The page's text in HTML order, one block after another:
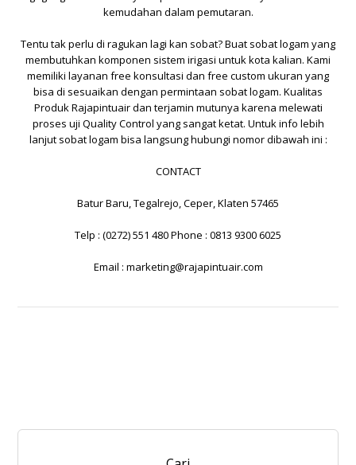
kemudahan dalam pemutaran.
Tentu tak perlu di ragukan lagi kan sobat? Buat sobat logam yang
membutuhkan komponen sistem irigasi untuk kota kalian. Kami
memiliki layanan free konsultasi dan free custom ukuran yang
bisa di sesuaikan dengan permintaan sobat logam. Kualitas
ProdukRajapintuairdan terjamin mutunya karena melewati
proses uji Quality Control yang sangat ketat. Untuk info lebih
lanjut sobat logam bisa langsung hubungi nomor dibawah ini :
CONTACT
Batur Baru, Tegalrejo, Ceper, Klaten 57465
Telp : (0272) 551 480 Phone : 0813 9300 6025
Email : marketing@rajapintuair.com